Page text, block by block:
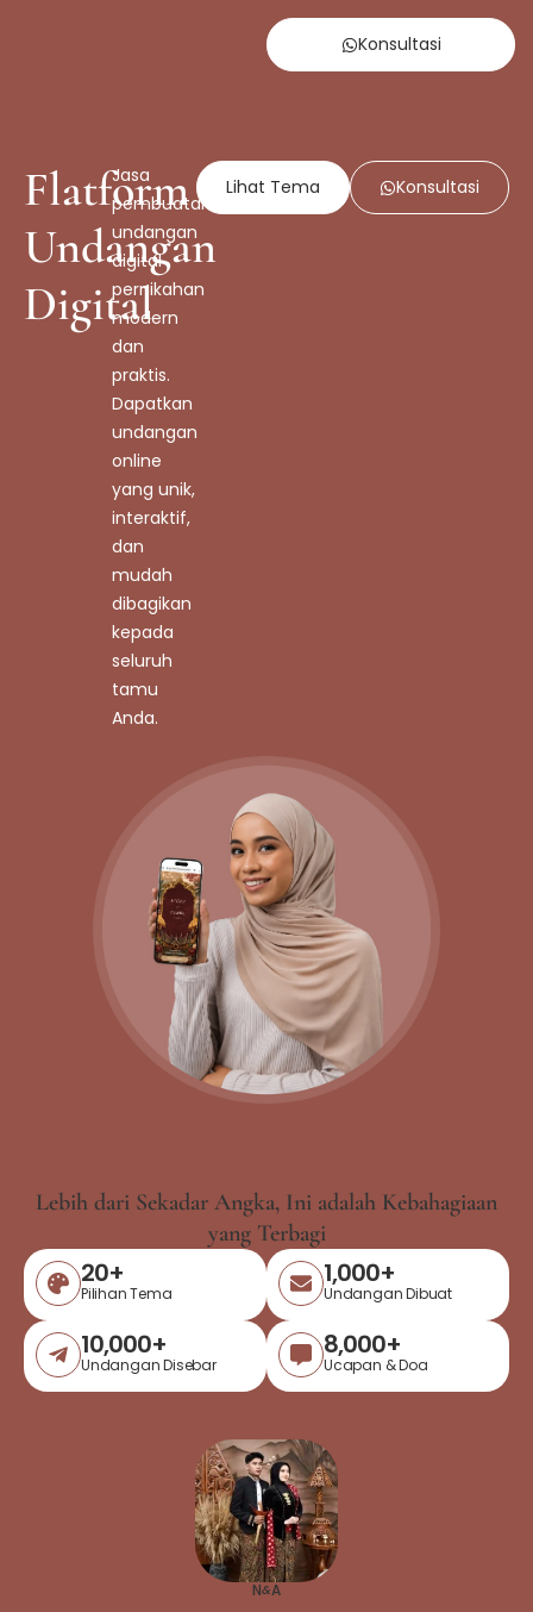
Konsultasi
Flatform
Undangan
Digital
Jasa
pembuatan
undangan
digital
pernikahan
modern
dan
praktis.
Dapatkan
undangan
online
yang unik,
interaktif,
dan
mudah
dibagikan
kepada
seluruh
tamu
Anda.
Lihat Tema Konsultasi
Lebih dari Sekadar Angka, Ini adalah Kebahagiaan
yang Terbagi
Pilihan Tema
20+
Undangan Dibuat
1,000+
Undangan Disebar
10,000+
Ucapan & Doa
8,000+
N&A